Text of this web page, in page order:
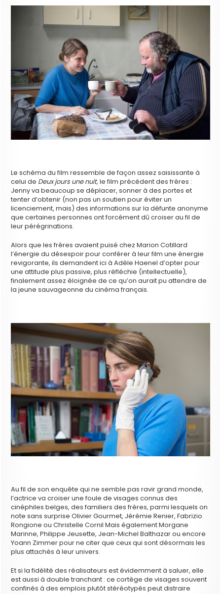
Le schéma du film ressemble de façon assez saisissante à
celui de Deux jours une nuit,le film précédent des frères :
Jenny va beaucoup se déplacer, sonner à des portes et
tenter d’obtenir (non pas un soutien pour éviter un
licenciement, mais) des informations sur la défunte anonyme
que certaines personnes ont forcément dû croiser au fil de
leur pérégrinations.
Alors que les frères avaient puisé chez Marion Cotillard
l’énergie du désespoir pour conférer à leur film une énergie
revigorante, ils demandent ici à Adèle Haenel d’opter pour
une attitude plus passive, plus réfléchie (intellectuelle),
finalement assez éloignée de ce qu’on aurait pu attendre de
la jeune sauvageonne du cinéma français.
Au fil de son enquête qui ne semble pas ravir grand monde,
l’actrice va croiser une foule de visages connus des
cinéphiles belges, des familiers des frères, parmi lesquels on
note sans surprise Olivier Gourmet, Jérémie Renier, Fabrizio
Rongione ou Christelle Cornil Mais également Morgane
Marinne, Philippe Jeusette, Jean-Michel Balthazar ou encore
Yoann Zimmer pour ne citer que ceux qui sont désormais les
plus attachés à leur univers.
Et si la fidélité des réalisateurs est évidemment à saluer, elle
est aussi à double tranchant : ce cortège de visages souvent
confinés à des emplois plutôt stéréotypés peut distraire